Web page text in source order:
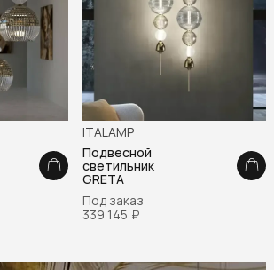
ITALAMP
Подвесной
светильник
GRETA
Под заказ
339 145 ₽